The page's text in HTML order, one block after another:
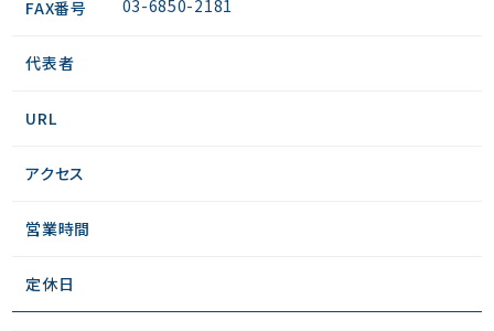
FAX番号 03-6850-2181
代表者
URL
アクセス
営業時間
定休日